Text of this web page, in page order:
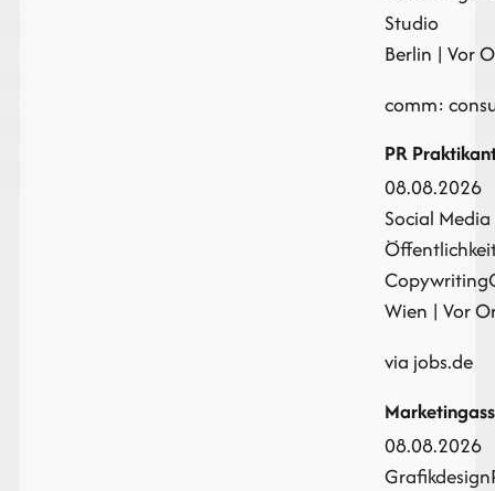
Studio
Berlin | Vor
comm:
PR
08.08.2026
Social
Copywriting
Wien | Vor
via jobs.de
08.08.2026
Grafikdesign